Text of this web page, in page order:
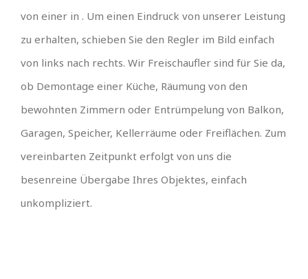
von einer in . Um einen Eindruck von unserer Leistung
zu erhalten, schieben Sie den Regler im Bild einfach
von links nach rechts. Wir Freischaufler sind für Sie da,
ob Demontage einer Küche, Räumung von den
bewohnten Zimmern oder Entrümpelung von Balkon,
Garagen, Speicher, Kellerräume oder Freiflächen. Zum
vereinbarten Zeitpunkt erfolgt von uns die
besenreine Übergabe Ihres Objektes, einfach
unkompliziert.